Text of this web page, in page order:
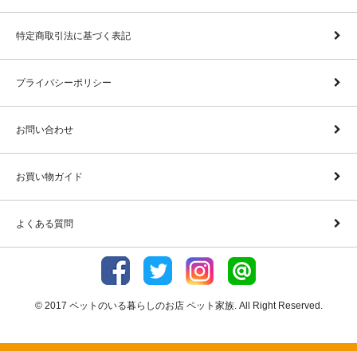
特定商取引法に基づく表記
プライバシーポリシー
お問い合わせ
お買い物ガイド
よくある質問
© 2017 ペットのいる暮らしのお店 ペット家族. All Right Reserved.